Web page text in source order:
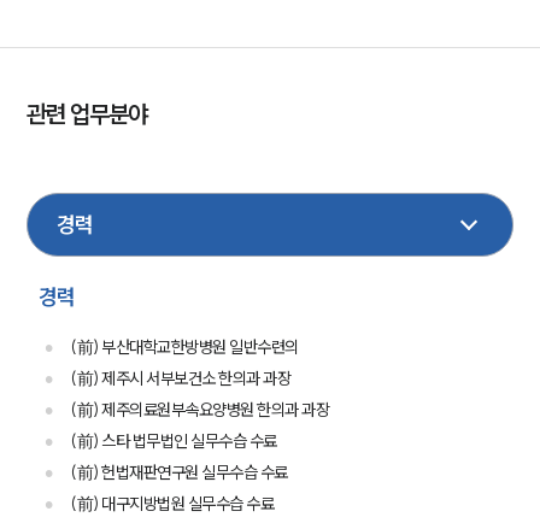
관련 업무분야
기업법무
경력
(前) 부산대학교한방병원 일반수련의
(前) 제주시 서부보건소 한의과 과장
(前) 제주의료원부속요양병원 한의과 과장
(前) 스타 법무법인 실무수습 수료
(前) 헌법재판연구원 실무수습 수료
(前) 대구지방법원 실무수습 수료